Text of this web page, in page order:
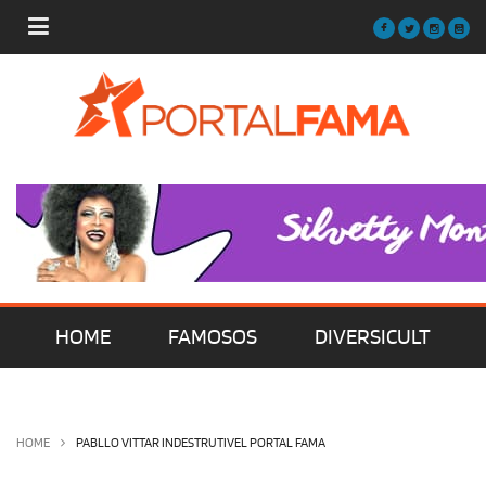
HOME FAMOSOS DIVERSICULT
HOME PABLLO VITTAR INDESTRUTIVEL PORTAL FAMA